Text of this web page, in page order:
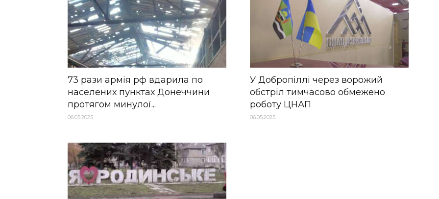
73 рази армія рф вдарила по
населених пунктах Донеччини
протягом минулої...
06.05.2025
У Добропіллі через ворожий
обстріл тимчасово обмежено
роботу ЦНАП
06.05.2025